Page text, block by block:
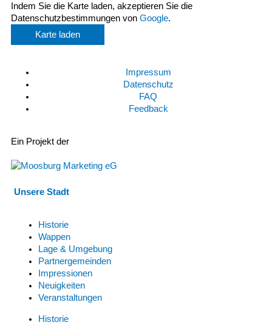
Indem Sie die Karte laden, akzeptieren Sie die
Datenschutzbestimmungen von Google.
Karte laden
Ein Projekt der
Impressum
Datenschutz
FAQ
Feedback
Unsere Stadt
Historie
Wappen
Lage & Umgebung
Partnergemeinden
Impressionen
Neuigkeiten
Veranstaltungen
Historie